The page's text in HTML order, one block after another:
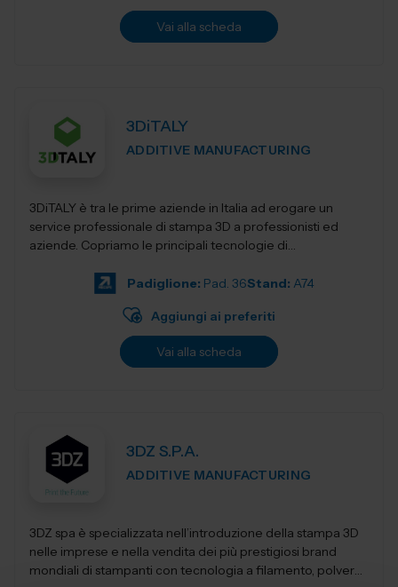
Vai alla scheda
3DiTALY
ADDITIVE MANUFACTURING
3DiTALY è tra le prime aziende in Italia ad erogare un
service professionale di stampa 3D a professionisti ed
aziende. Copriamo le principali tecnologie di
Padiglione: Pad. 36Stand: A74
Aggiungi ai preferiti
Vai alla scheda
3DZ S.P.A.
ADDITIVE MANUFACTURING
3DZ spa è specializzata nell’introduzione della stampa 3D
nelle imprese e nella vendita dei più prestigiosi brand
mondiali di stampanti con tecnologia a filamento, polvere,